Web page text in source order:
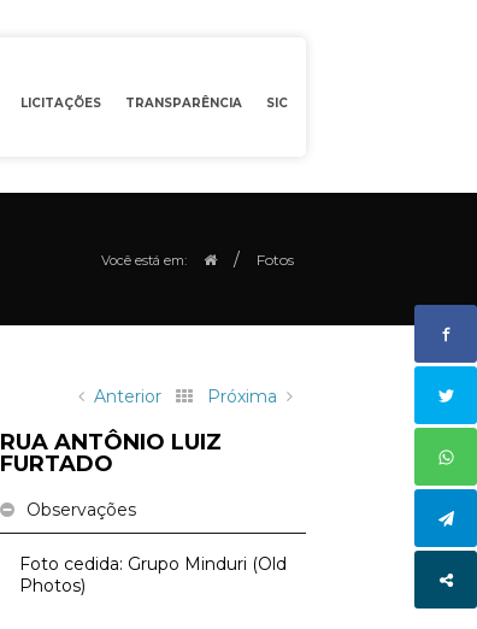
LICITAÇÕES TRANSPARÊNCIA SIC
Você está em: / Fotos
Anterior Próxima
RUA ANTÔNIO LUIZ
FURTADO
Observações
Foto cedida: Grupo Minduri (Old
Photos)